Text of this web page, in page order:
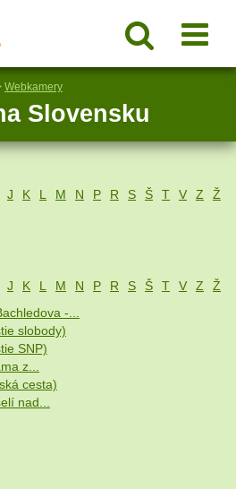
Webkamery
Slovensku
J K L M N P R S Š T V Z
Ž
J K L M N P R S Š T V Z
Ž
-...
slobody)
SNP)
z...
cesta)
nad...